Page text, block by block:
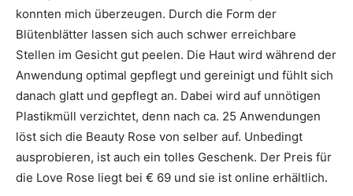
konnten mich überzeugen. Durch die Form der
Blütenblätter lassen sich auch schwer erreichbare
Stellen im Gesicht gut peelen. Die Haut wird während der
Anwendung optimal gepflegt und gereinigt und fühlt sich
danach glatt und gepflegt an. Dabei wird auf unnötigen
Plastikmüll verzichtet, denn nach ca. 25 Anwendungen
löst sich die Beauty Rose von selber auf. Unbedingt
ausprobieren, ist auch ein tolles Geschenk. Der Preis für
die Love Rose liegt bei € 69 und sie ist online erhältlich.